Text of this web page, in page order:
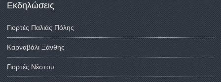
Εκδηλώσεις
Γιορτές Παλιάς Πόλης
Καρναβάλι Ξάνθης
Γιορτές Νέστου